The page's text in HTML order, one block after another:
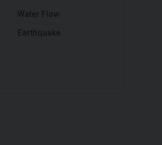
Water Flow
Earthquake